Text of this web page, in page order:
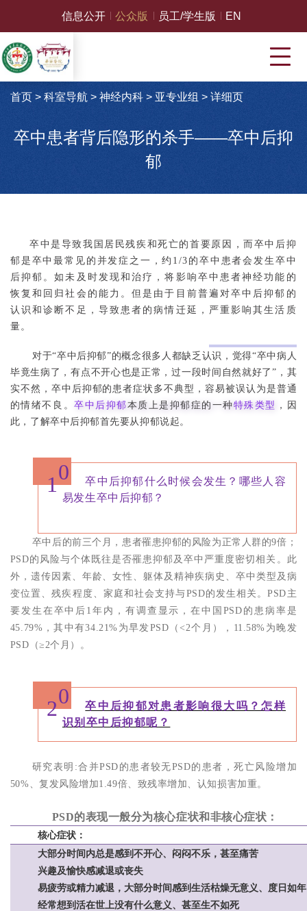
信息公开 公众版 员工/学生版 EN
首页 > 科室导航> 神经内科> 亚专业组 > 详细页
卒中患者背后隐形的杀手——卒中后抑
郁
卒中是导致我国居民残疾和死亡的首要原因，而卒中后抑
郁是卒中最常见的并发症之一，约1/3的卒中患者会发生卒中
后抑郁。如未及时发现和治疗，将影响卒中患者神经功能的
恢复和回归社会的能力。但是由于目前普遍对卒中后抑郁的
认识和诊断不足，导致患者的病情迁延，严重影响其生活质
量。
对于“卒中后抑郁”的概念很多人都缺乏认识，觉得“卒中病人
毕竟生病了，有点不开心也是正常，过一段时间自然就好了”，其
实不然，卒中后抑郁的患者症状多不典型，容易被误认为是普通
的情绪不良。卒中后抑郁本质上是抑郁症的一种特殊类型 ，因
此，了解卒中后抑郁首先要从抑郁说起。
0
1
卒中后抑郁什么时候会发生？哪些人容
易发生卒中后抑郁？
卒中后的前三个月，患者罹患抑郁的风险为正常人群的9倍；
PSD的风险与个体既往是否罹患抑郁及卒中严重度密切相关。此
外，遗传因素、年龄、女性、躯体及精神疾病史、卒中类型及病
变位置、残疾程度、家庭和社会支持与PSD的发生相关。PSD主
要发生在卒中后1年内，有调查显示，在中国PSD的患病率是
45.79%，其中有34.21%为早发PSD（<2个月），11.58%为晚发
PSD（≥2个月）。
0
2
卒中后抑郁对患者影响很大吗？怎样
识别卒中后抑郁呢 ？
研究表明:合并PSD的患者较无PSD的患者，死亡风险增加
50%、复发风险增加1.49倍、致残率增加、认知损害加重。
PSD的表现一般分为核心症状和非核心症状：
核心症状：
大部分时间内总是感到不开心、闷闷不乐，甚至痛苦
兴趣及愉快感减退或丧失
易疲劳或精力减退，大部分时间感到生活枯燥无意义、度日如年
经常想到活在世上没有什么意义、甚至生不如死